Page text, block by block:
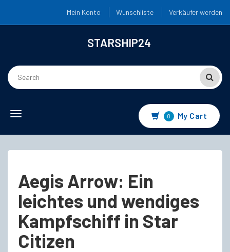
Mein Konto Wunschliste Verkäufer werden
STARSHIP24
Toggle
0 My Cart
Aegis Arrow: Ein
leichtes und wendiges
Kampfschiff in Star
Citizen